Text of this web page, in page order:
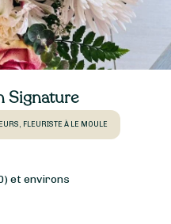
Signature
FLEURISTE À LE MOULE
et environs